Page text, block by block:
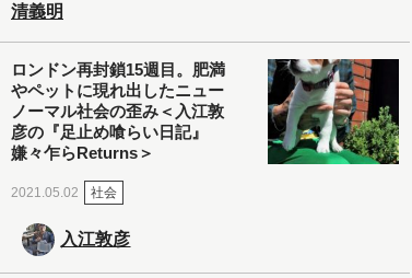
清義明
ロンドン再封鎖15週目。肥満
やペットに現れ出したニュー
ノーマル社会の歪み＜入江敦
彦の『足止め喰らい日記』
嫌々乍らReturns＞
2021.05.02 社会
入江敦彦